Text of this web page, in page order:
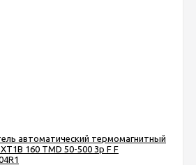
автоматический термомагнитный
160 TMD 50-500 3p F F